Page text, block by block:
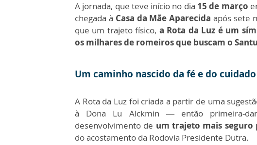
A jornada, que teve início no dia 15 de março
chegada à Casa da Mãe Aparecida após sete
que um trajeto físico, a Rota da Luz é um
os milhares de romeiros que buscam o
Um caminho nascido da fé e do cuidado
A Rota da Luz foi criada a partir de uma
à Dona Lu Alckmin — então primeira-
desenvolvimento de um trajeto mais seguro
do acostamento da Rodovia Presidente Dutra.